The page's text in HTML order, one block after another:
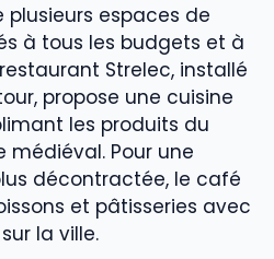
espaces de
à tous les budgets et à
Strelec, installé
propose une cuisine
les produits du
médiéval. Pour une
décontractée, le café
et pâtisseries avec
la ville.